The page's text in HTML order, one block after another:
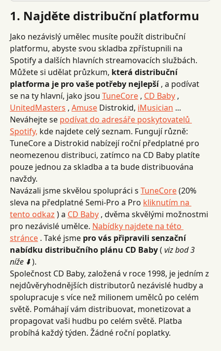
1. Najděte distribuční platformu
Jako nezávislý umělec musíte použít distribuční
platformu, abyste svou skladba zpřístupnili na
Spotify a dalších hlavních streamovacích službách.
Můžete si udělat průzkum, která distribuční
platforma je pro vaše potřeby nejlepší , a podívat
se na ty hlavní, jako jsou TuneCore , CD Baby ,
UnitedMasters , Amuse Distrokid, iMusician ...
Neváhejte se podívat do adresáře poskytovatelů
Spotify, kde najdete celý seznam. Fungují různě:
TuneCore a Distrokid nabízejí roční předplatné pro
neomezenou distribuci, zatímco na CD Baby platíte
pouze jednou za skladba a ta bude distribuována
navždy.
Navázali jsme skvělou spolupráci s TuneCore (20%
sleva na předplatné Semi-Pro a Pro kliknutím na
tento odkaz ) a CD Baby , dvěma skvělými možnostmi
pro nezávislé umělce. Nabídky najdete na této
stránce . Také jsme pro vás připravili senzační
nabídku distribučního plánu CD Baby ( viz bod 3
níže ⬇️ ).
Společnost CD Baby, založená v roce 1998, je jedním z
nejdůvěryhodnějších distributorů nezávislé hudby a
spolupracuje s více než milionem umělců po celém
světě. Pomáhají vám distribuovat, monetizovat a
propagovat vaši hudbu po celém světě. Platba
probíhá každý týden. Žádné roční poplatky.